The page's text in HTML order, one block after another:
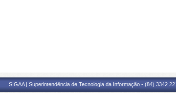
SIGAA | Superintendência de Tecnologia da Informação - (84) 3342